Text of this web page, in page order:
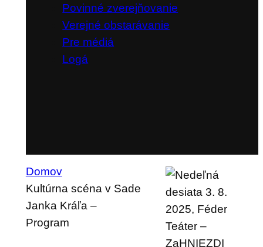
Povinné zverejňovanie
Verejné obstarávanie
Pre médiá
Logá
Domov
Kultúrna scéna v Sade
Janka Kráľa –
Program